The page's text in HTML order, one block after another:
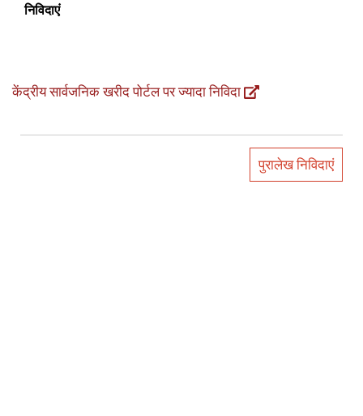
निविदाएं
केंद्रीय सार्वजनिक खरीद पोर्टल पर ज्यादा निविदा
पुरालेख निविदाएं